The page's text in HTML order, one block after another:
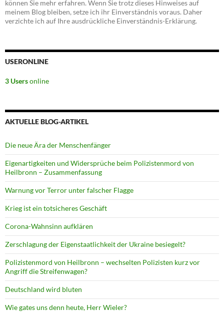
können Sie mehr erfahren. Wenn Sie trotz dieses Hinweises auf
meinem Blog bleiben, setze ich ihr Einverständnis voraus. Daher
verzichte ich auf Ihre ausdrückliche Einverständnis-Erklärung.
USERONLINE
3 Usersonline
AKTUELLE BLOG-ARTIKEL
Die neue Ära der Menschenfänger
Eigenartigkeiten und Widersprüche beim Polizistenmord von
Heilbronn – Zusammenfassung
Warnung vor Terror unter falscher Flagge
Krieg ist ein totsicheres Geschäft
Corona-Wahnsinn aufklären
Zerschlagung der Eigenstaatlichkeit der Ukraine besiegelt?
Polizistenmord von Heilbronn – wechselten Polizisten kurz vor
Angriff die Streifenwagen?
Deutschland wird bluten
Wie gates uns denn heute, Herr Wieler?